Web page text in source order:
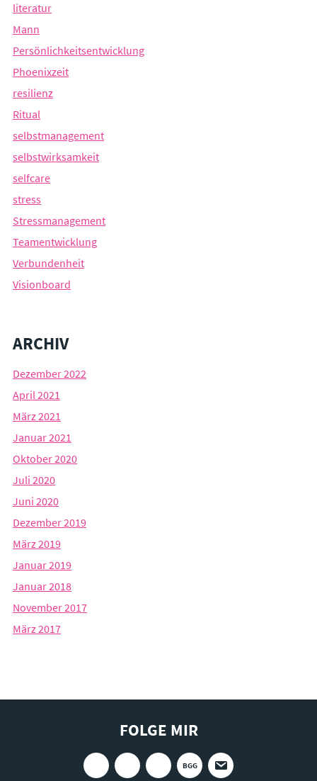
literatur
Mann
Persönlichkeitsentwicklung
Phoenixzeit
resilienz
Ritual
selbstmanagement
selbstwirksamkeit
selfcare
stress
Stressmanagement
Teamentwicklung
Verbundenheit
Visionboard
ARCHIV
Dezember 2022
April 2021
März 2021
Januar 2021
Oktober 2020
Juli 2020
Juni 2020
Dezember 2019
März 2019
Januar 2019
Januar 2018
November 2017
März 2017
FOLGE MIR
BGG